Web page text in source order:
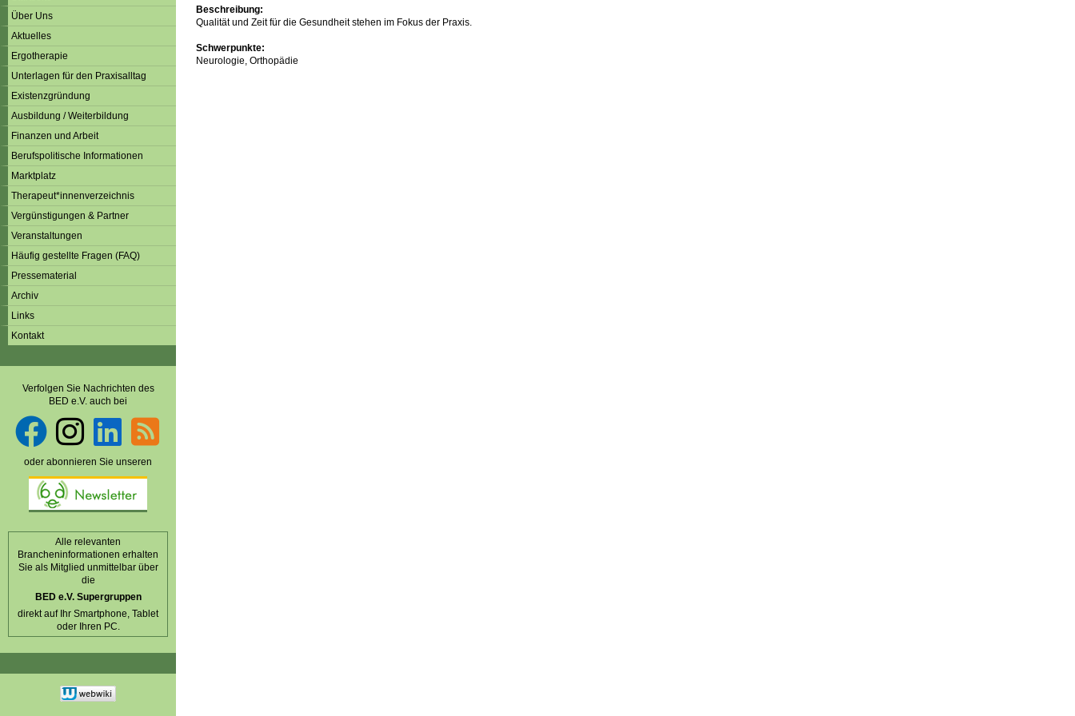
Über Uns
Aktuelles
Ergotherapie
Unterlagen für den Praxisalltag
Existenzgründung
Ausbildung / Weiterbildung
Finanzen und Arbeit
Berufspolitische Informationen
Marktplatz
Therapeut*innenverzeichnis
Vergünstigungen & Partner
Veranstaltungen
Häufig gestellte Fragen (FAQ)
Pressematerial
Archiv
Links
Kontakt
Verfolgen Sie Nachrichten des
BED e.V. auch bei
oder abonnieren Sie unseren
Alle relevanten
Brancheninformationen erhalten
Sie als Mitglied unmittelbar über
die
BED e.V. Supergruppen
direkt auf Ihr Smartphone, Tablet
oder Ihren PC.
Beschreibung:
Qualität und Zeit für die Gesundheit stehen im Fokus der Praxis.
Schwerpunkte:
Neurologie, Orthopädie